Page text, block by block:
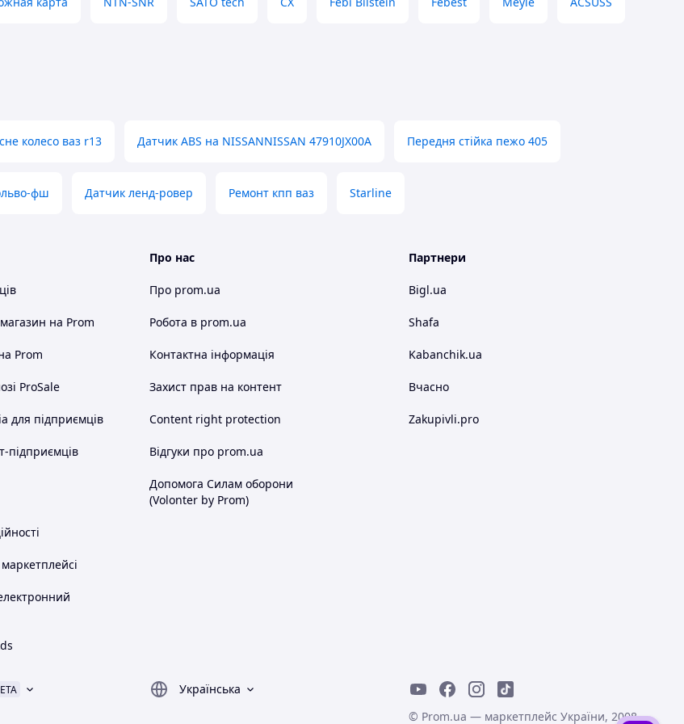
колесо ваз r13 Датчик ABS на NISSANNISSAN 47910JX00A Передня стійка пежо 405
фш Датчик ленд-ровер Ремонт кпп ваз Starline
на Prom
Prom
ProSale
для підприємців
підприємців
Про нас
Про prom.ua
Робота в prom.ua
Контактна інформація
Захист прав на контент
Content right protection
Відгуки про prom.ua
Допомога Силам оборони
(Volonter by Prom)
Партнери
Bigl.ua
Shafa
Kabanchik.ua
Вчасно
Zakupivli.pro
Українська
© Prom.ua — маркетплейс України, 2008-